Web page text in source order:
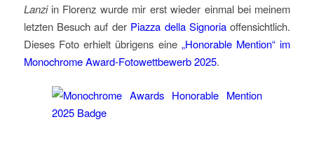
Lanziin Florenz wurde mir erst wieder einmal bei meinem
letzten Besuch auf der Piazza della Signoria offensichtlich.
Dieses Foto erhielt übrigens eine „Honorable Mention“ im
Monochrome Award-Fotowettbewerb 2025.